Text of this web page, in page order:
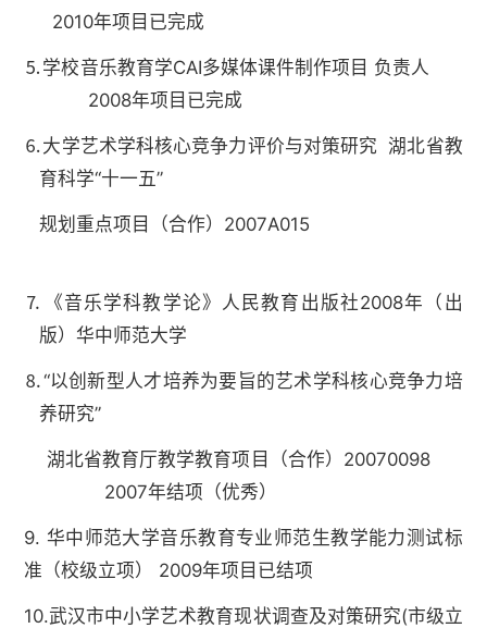
2010年项目已完成
⒌学校音乐教育学CAI多媒体课件制作项目 负责人
2008年项目已完成
⒍大学艺术学科核心竞争力评价与对策研究 湖北省教
育科学“十一五”
规划重点项目（合作）2007A015
⒎《音乐学科教学论》人民教育出版社2008年（出
版）华中师范大学
⒏“以创新型人才培养为要旨的艺术学科核心竞争力培
养研究”
湖北省教育厅教学教育项目（合作）20070098
2007年结项（优秀）
9. 华中师范大学音乐教育专业师范生教学能力测试标
准（校级立项） 2009年项目已结项
10.武汉市中小学艺术教育现状调查及对策研究(市级立